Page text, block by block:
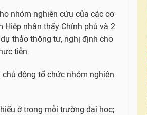
nhóm nghiên cứu của các cơ
Hiệp nhận thấy Chính phủ và 2
thảo thông tư, nghị định cho
tiễn.
động tổ chức nhóm nghiên
ở trong mỗi trường đại học;